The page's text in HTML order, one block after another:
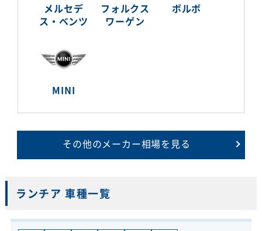
メルセデ
ス・ベンツ
フォルクス
ワーゲン
ボルボ
MINI
その他のメーカー相場を見る
ランチア 車種一覧